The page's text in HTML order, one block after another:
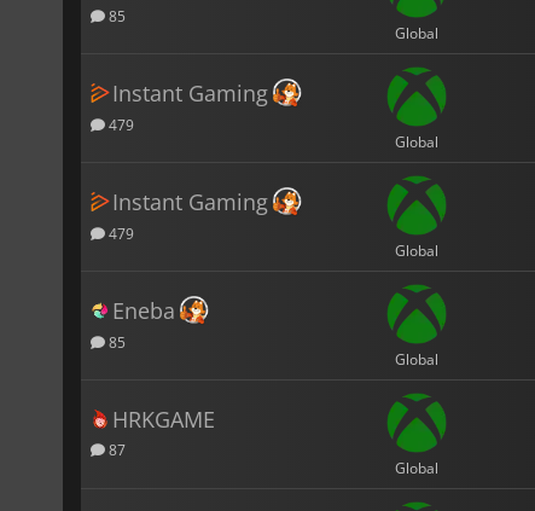
85
Global
Instant Gaming
479
Global
Instant Gaming
479
Global
Eneba
85
Global
HRKGAME
87
Global